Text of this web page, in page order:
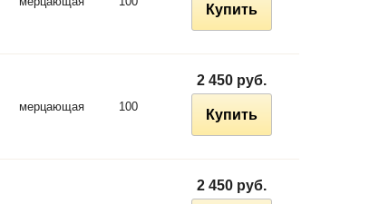
Купить
мерцающая 100
2 450 руб.
Купить
2 450 руб.